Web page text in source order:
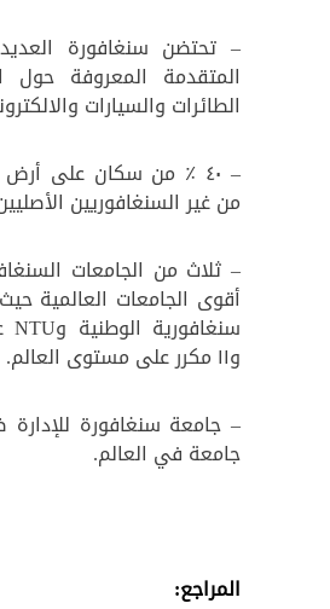
– تحتضن سنغافورة
المتقدمة المعروفة حول
الطائرات والسيارات
– ٤٠ ٪؜ من سكان على
من غير السنغافوريين
– ثلاث من الجامعات
أقوى الجامعات العالمية
و١١ مكرر على مستوى العالم.
جامعة في العالم.
المراجع: